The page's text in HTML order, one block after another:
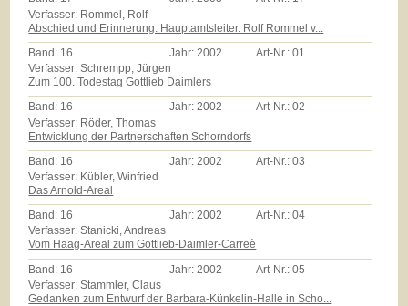
Verfasser: Rommel, Rolf
Abschied und Erinnerung. Hauptamtsleiter. Rolf Rommel v...
Band: 16 Jahr:2002 Art-Nr.:01
Verfasser: Schrempp, Jürgen
Zum 100. Todestag Gottlieb Daimlers
Band: 16 Jahr:2002 Art-Nr.:02
Verfasser: Röder, Thomas
Entwicklung der Partnerschaften Schorndorfs
Band: 16 Jahr: 2002 Art-Nr.:03
Verfasser: Kübler, Winfried
Das Arnold-Areal
Band: 16 Jahr:2002 Art-Nr.:04
Verfasser: Stanicki, Andreas
Vom Haag-Areal zum Gottlieb-Daimler-Carreè
Band: 16 Jahr: 2002 Art-Nr.:05
Verfasser: Stammler, Claus
Gedanken zum Entwurf der Barbara-Künkelin-Halle in Scho...